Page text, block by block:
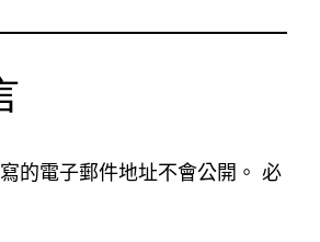
的電子郵件地址不會公開。 必